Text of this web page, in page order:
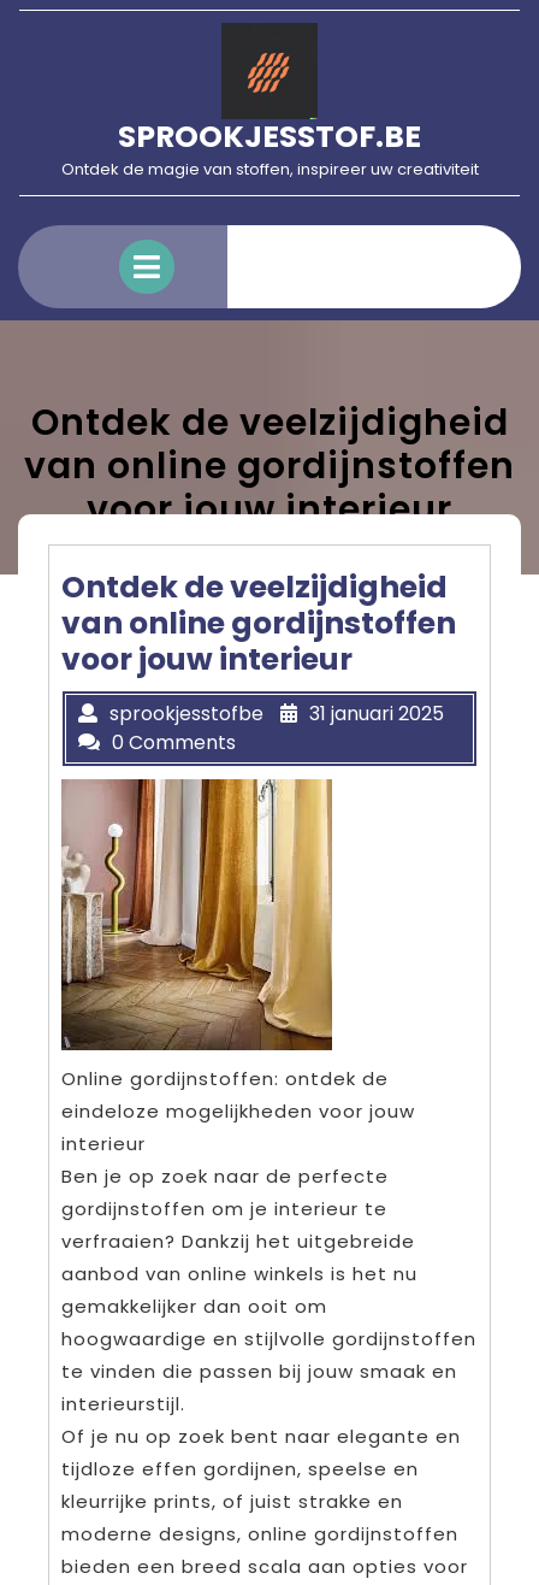
Skip
SPROOKJESSTOF.BE
Ontdek de magie van stoffen, inspireer uw creativiteit
Menu
Ontdek de veelzijdigheid
van online gordijnstoffen
voor jouw interieur
Ontdek de veelzijdigheid
van online gordijnstoffen
voor jouw interieur
sprookjesstofbe
31 januari 2025
0 Comments
Online gordijnstoffen: ontdek de
eindeloze mogelijkheden voor jouw
interieur
Ben je op zoek naar de perfecte
gordijnstoffen om je interieur te
verfraaien? Dankzij het uitgebreide
aanbod van online winkels is het nu
gemakkelijker dan ooit om
hoogwaardige en stijlvolle gordijnstoffen
te vinden die passen bij jouw smaak en
interieurstijl.
Of je nu op zoek bent naar elegante en
tijdloze effen gordijnen, speelse en
kleurrijke prints, of juist strakke en
moderne designs, online gordijnstoffen
bieden een breed scala aan opties voor